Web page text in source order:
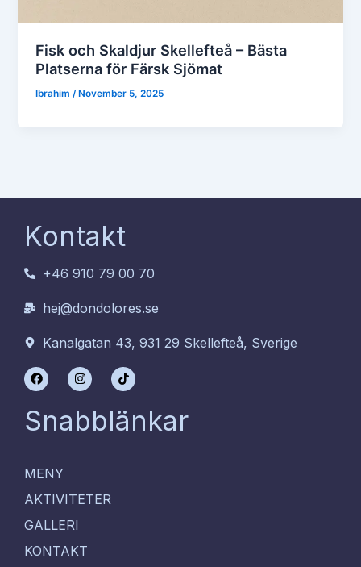
Fisk och Skaldjur Skellefteå – Bästa
Platserna för Färsk Sjömat
Ibrahim /November 5, 2025
Kontakt
+46 910 79 00 70
hej@dondolores.se
Kanalgatan 43, 931 29 Skellefteå, Sverige
F
a
c
e
b
o
I
n
s
t
a
g
T
i
k
t
o
k
Snabblänkar
MENY
AKTIVITETER
GALLERI
KONTAKT